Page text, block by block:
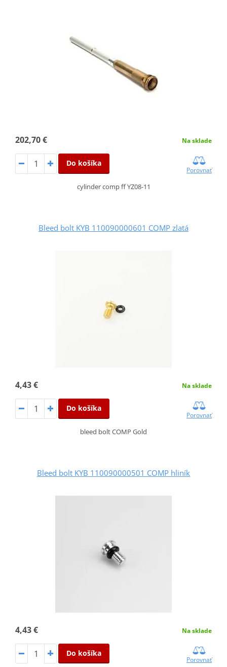
202,70 € Na sklade
Do košíka
Porovnať
cylinder comp ff YZ08-11
Bleed bolt KYB 110090000601 COMP zlatá
4,43 € Na sklade
Do košíka
Porovnať
bleed bolt COMP Gold
Bleed bolt KYB 110090000501 COMP hliník
4,43 € Na sklade
Do košíka
Porovnať